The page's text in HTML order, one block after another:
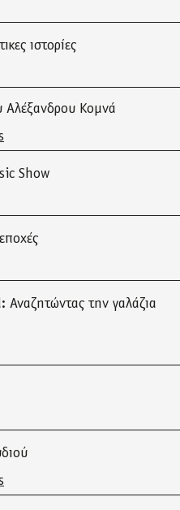
ιστορίες
Αλέξανδρου Κομνά
Show
την γαλάζια